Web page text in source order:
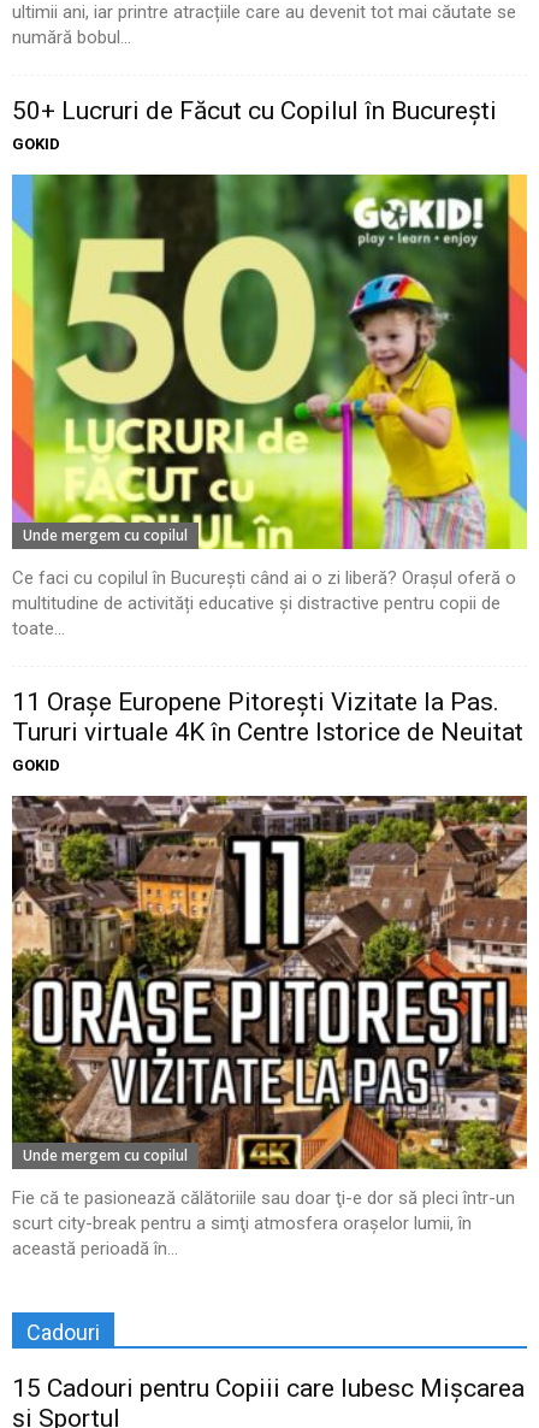
ultimii ani, iar printre atracțiile care au devenit tot mai căutate se
numără bobul...
50+ Lucruri de Făcut cu Copilul în București
GOKID
Unde mergem cu copilul
Ce faci cu copilul în București când ai o zi liberă? Orașul oferă o
multitudine de activități educative și distractive pentru copii de
toate...
11 Oraşe Europene Pitoreşti Vizitate la Pas.
Tururi virtuale 4K în Centre Istorice de Neuitat
GOKID
Unde mergem cu copilul
Fie că te pasionează călătoriile sau doar ţi-e dor să pleci într-un
scurt city-break pentru a simţi atmosfera oraşelor lumii, în
această perioadă în...
Cadouri
15 Cadouri pentru Copiii care Iubesc Mișcarea
și Sportul